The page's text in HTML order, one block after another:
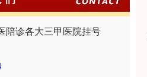
陪诊各大三甲医院挂号